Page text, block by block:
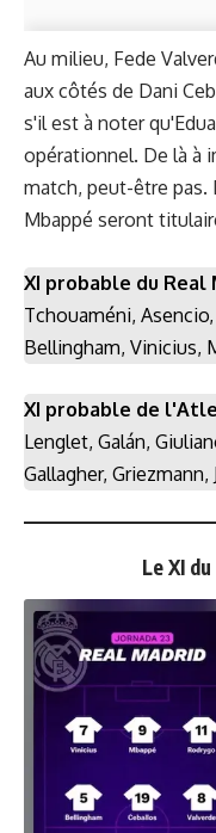
Au milieu, Fede
aux côtés de Dani
s'il est à noter
opérationnel. De là à
match, peut-être pas.
Mbappé seront
XI probable du Real
Tchouaméni,
Bellingham, Vinicius,
XI probable de
Lenglet, Galán,
Gallagher, Griezmann,
Le XI